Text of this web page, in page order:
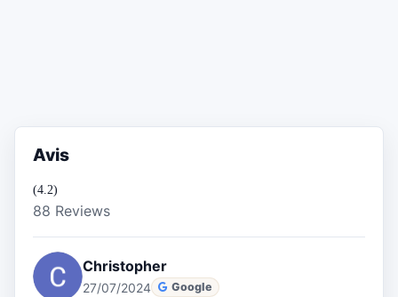
Avis
(4.2)
88 Reviews
Christopher
27/07/2024 Google